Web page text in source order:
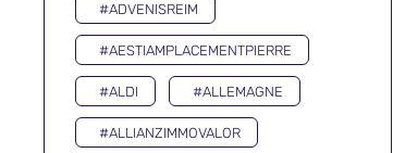
#ADVENISREIM
#AESTIAMPLACEMENTPIERRE
#ALDI #ALLEMAGNE
#ALLIANZIMMOVALOR